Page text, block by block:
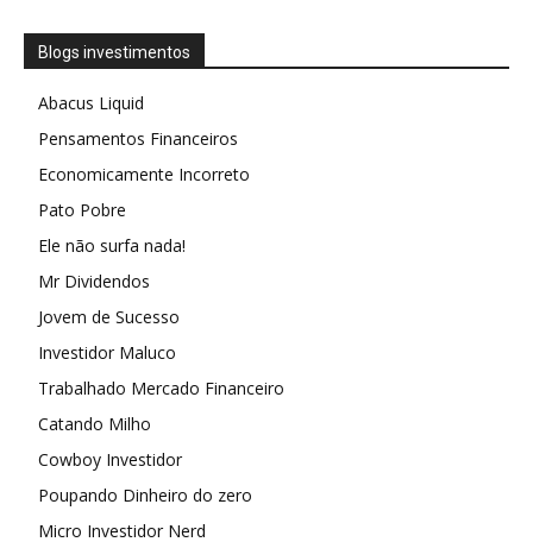
Blogs investimentos
Abacus Liquid
Pensamentos Financeiros
Economicamente Incorreto
Pato Pobre
Ele não surfa nada!
Mr Dividendos
Jovem de Sucesso
Investidor Maluco
Trabalhado Mercado Financeiro
Catando Milho
Cowboy Investidor
Poupando Dinheiro do zero
Micro Investidor Nerd